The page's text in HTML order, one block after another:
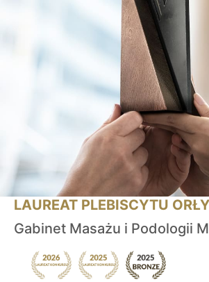
LAUREAT PLEBISCYTU ORŁY
Gabinet Masażu i Podologii